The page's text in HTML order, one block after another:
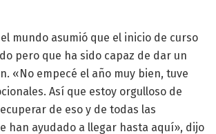
mundo asumió que el inicio de curso
pero que ha sido capaz de dar un
«No empecé el año muy bien, tuve
Así que estoy orgulloso de
de eso y de todas las
han ayudado a llegar hasta aquí», dijo